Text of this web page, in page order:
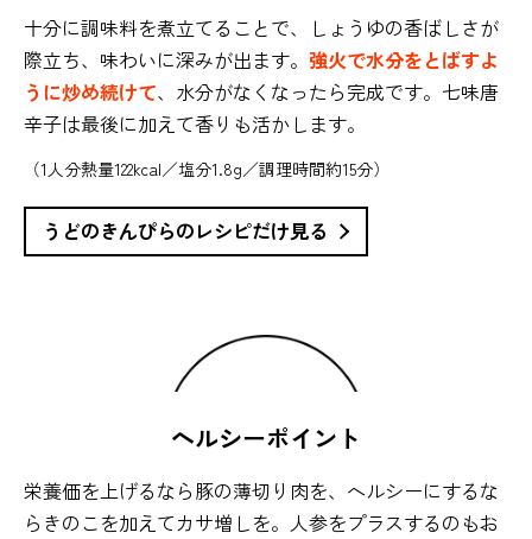
十分に調味料を煮立てることで、しょうゆの香ばしさが
際立ち、味わいに深みが出ます。 強火で水分をとばすよ
うに炒め続けて、水分がなくなったら完成です。七味唐
辛子は最後に加えて香りも活かします。
（1人分熱量122kcal／塩分1.8g／調理時間約15分）
うどのきんぴらのレシピだけ見る
ヘルシーポイント
栄養価を上げるなら豚の薄切り肉を、ヘルシーにするな
らきのこを加えてカサ増しを。人参をプラスするのもお